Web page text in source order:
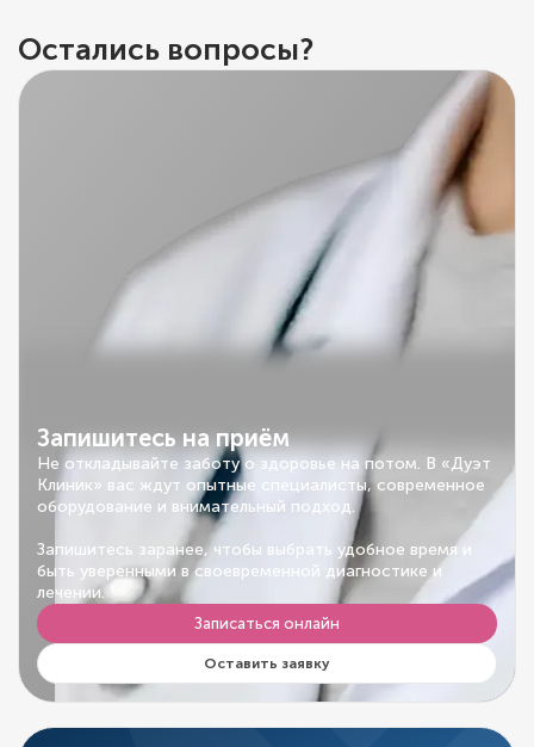
Остались вопросы?
Запишитесь на приём
Не откладывайте заботу о здоровье на потом. В «Дуэт
Клиник» вас ждут опытные специалисты, современное
оборудование и внимательный подход.
Запишитесь заранее, чтобы выбрать удобное время и
быть уверенными в своевременной диагностике и
лечении.
Записаться онлайн
Оставить заявку